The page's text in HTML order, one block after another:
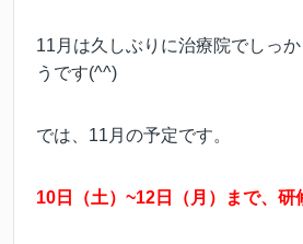
11月は久しぶりに治療院でしっ
うです(^^)
では、11月の予定です。
10日（土）~12日（月）まで、研